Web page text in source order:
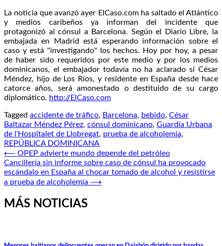
La noticia que avanzó ayer ElCaso.com ha saltado el Atlántico
y medios caribeños ya informan del incidente que
protagonizó al cónsul a Barcelona. Según el Diario Libre, la
embajada en Madrid está esperando información sobre el
caso y está "investigando" los hechos. Hoy por hoy, a pesar
de haber sido requeridos por este medio y por los medios
dominicanos, el embajador todavía no ha aclarado si César
Méndez, hijo de Los Ríos, y residente en España desde hace
catorce años, será amonestado o destituido de su cargo
diplomático. http://ElCaso.com
Tagged accidente de tráfico, Barcelona, bebido, César
Baltazar Méndez Pérez, cónsul dominicano, Guardia Urbana
de l'Hospitalet de Llobregat, prueba de alcoholemia,
REPÚBLICA DOMINICANA
Navegación
de
entradas
⟵ OPEP advierte mundo depende del petróleo
Cancillería sin informe sobre caso de cónsul ha provocado
escándalo en España al chocar tomado de alcohol y resistirse
a prueba de alcoholemia ⟶
MÁS NOTICIAS